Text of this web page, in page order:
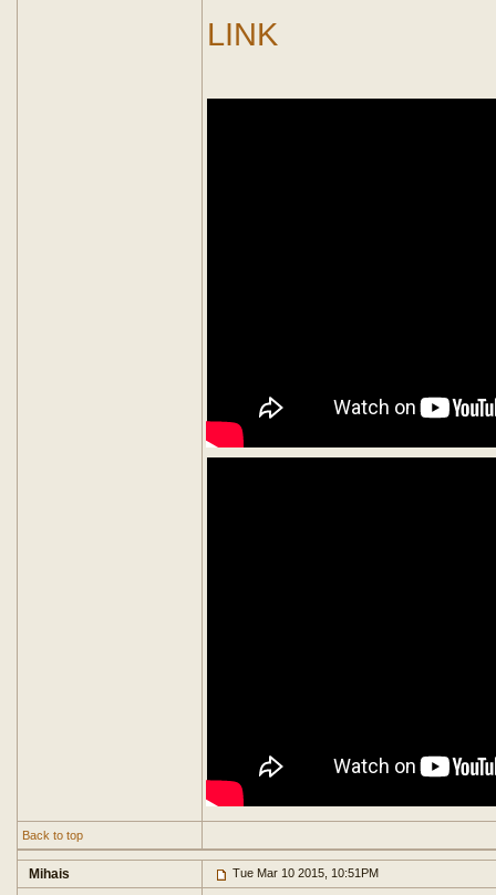
LINK
Back to top
Mihais Tue Mar 10 2015, 10:51PM